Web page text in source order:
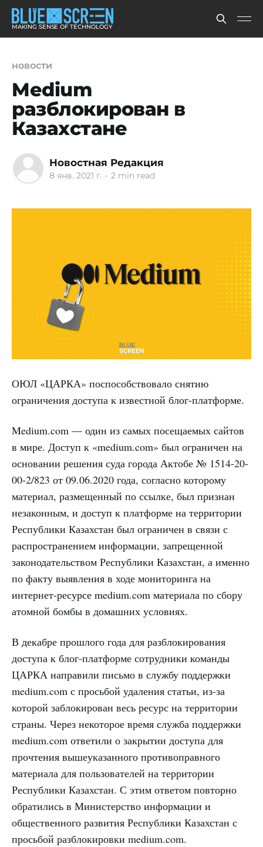
MAKING SENSE OF TECHNOLOGY
новости
Medium
разблокирован в
Казахстане
Новостная Редакция
8 янв. 2021 г. • 2 min read
ОЮЛ «ЦАРКА» поспособствовало снятию
ограничения доступа к известной блог-платформе.
Medium.com — один из самых посещаемых сайтов
в мире. Доступ к «medium.com» был ограничен на
основании решения суда города Актобе № 1514-20-
00-2/823 от 09.06.2020 года, согласно которому
материал, размещенный по ссылке, был признан
незаконным, и доступ к платформе на территории
Республики Казахстан был ограничен в связи с
распространением информации, запрещенной
законодательством Республики Казахстан, а именно
по факту выявления в ходе мониторинга на
интернет-ресурсе medium.com материала по сбору
атомной бомбы в домашних условиях.
В декабре прошлого года для разблокирования
доступа к блог-платформе сотрудники команды
ЦАРКА направили письмо в службу поддержки
medium.com с просьбой удаления статьи, из-за
которой заблокирован весь ресурс на территории
страны. Через некоторое время служба поддержки
medium.com ответили о закрытии доступа для
прочтения вышеуказанного противоправного
материала для пользователей на территории
Республики Казахстан. С этим ответом повторно
обратились в Министерство информации и
общественного развития Республики Казахстан с
просьбой разблокировки medium.com.